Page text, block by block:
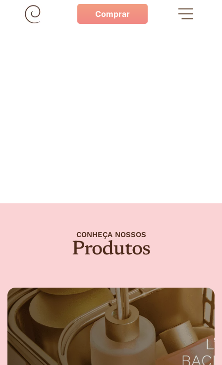
Comprar
CONHEÇA NOSSOS
Produtos